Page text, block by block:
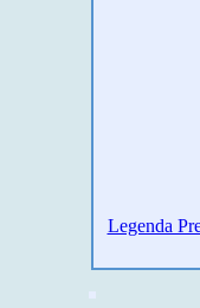
Legenda